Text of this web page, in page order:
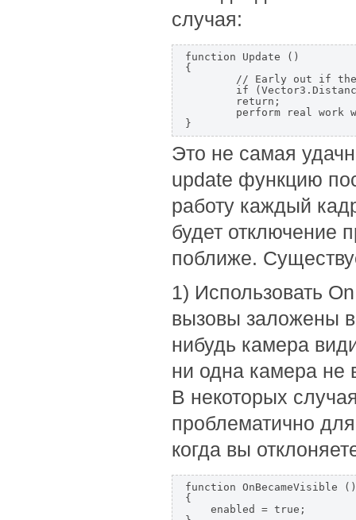
случая:
function Update ()
{
}
Это не самая
update функцию
работу каждый
будет отключение
поближе.
1) Использовать
вызовы заложены в
нибудь камера
ни одна камера не
В некоторых
проблематично
когда вы
function OnBecameVisible
{
    enabled = true;